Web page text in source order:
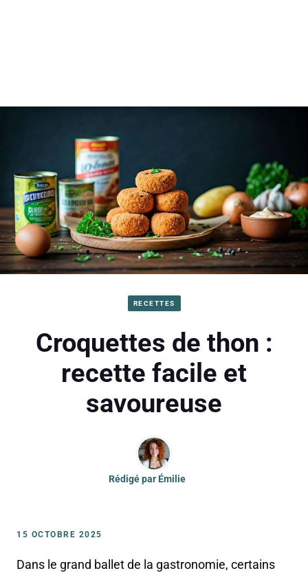
RECETTES
Croquettes de thon :
recette facile et
savoureuse
Rédigé par Émilie
15 OCTOBRE 2025
Dans le grand ballet de la gastronomie, certains